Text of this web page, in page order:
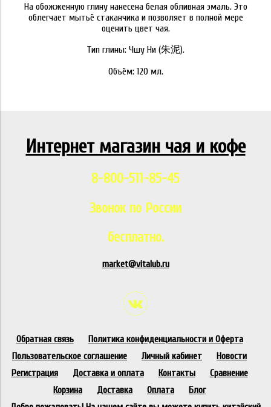
На обожженную глину нанесена белая обливная эмаль. Это
облегчает мытьё стаканчика и позволяет в полной мере
оценить цвет чая.
Тип глины: Чшу Ни (朱泥).
Объём: 120 мл.
Интернет магазин чая и кофе
8-800-511-85-45
Звонок по России
бесплатно.
market@vitalub.ru
Обратная связь
Политика конфиденциальности и Оферта
Пользовательское соглашение
Личный кабинет
Новости
Регистрация
Доставка и оплата Контакты
Сравнение
Корзина
Доставка Оплата
Блог